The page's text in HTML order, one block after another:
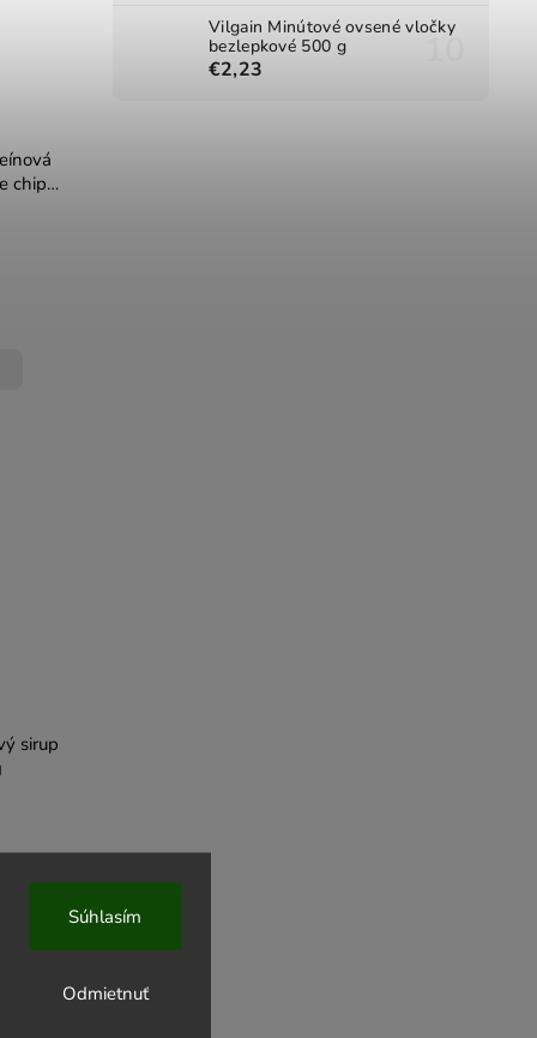
Odmietnuť
Súhlasím
Vilgain Minútové ovsené vločky
bezlepkové 500 g
€2,23
chip
sirup